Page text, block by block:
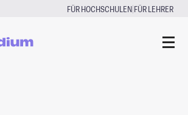
FÜR HOCHSCHULEN|FÜR LEHRER